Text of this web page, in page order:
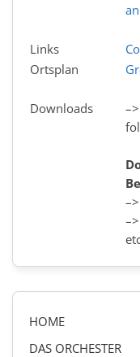
Links
Ortsplan
Downloads –>
–>
–>
HOME
DAS ORCHESTER